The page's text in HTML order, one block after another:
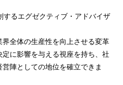
するエグゼクティブ・アドバイザ
全体の生産性を向上させる変革
に影響を与える視座を持ち、社
陣としての地位を確立できま